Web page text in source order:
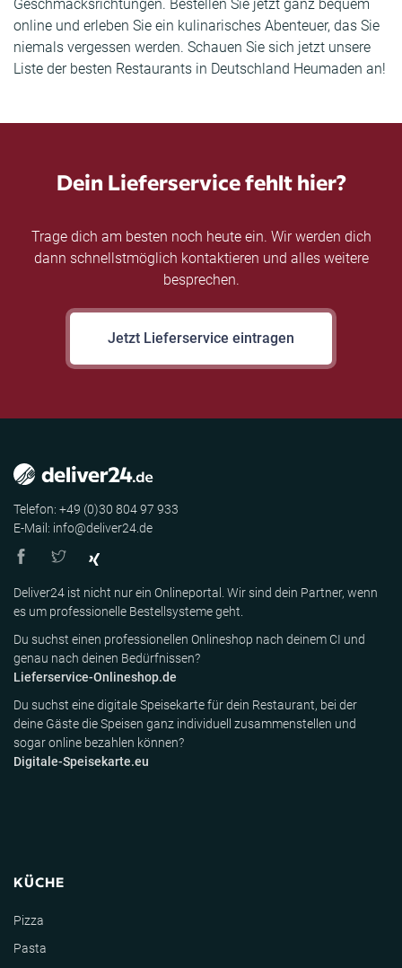
Geschmacksrichtungen. Bestellen Sie jetzt ganz bequem
online und erleben Sie ein kulinarisches Abenteuer, das Sie
niemals vergessen werden. Schauen Sie sich jetzt unsere
Liste der besten Restaurants in Deutschland Heumaden an!
Dein Lieferservice fehlt hier?
Trage dich am besten noch heute ein. Wir werden dich
dann schnellstmöglich kontaktieren und alles weitere
besprechen.
Jetzt Lieferservice eintragen
Telefon: +49 (0)30 804 97 933
E-Mail: info@deliver24.de
Deliver24 ist nicht nur ein Onlineportal. Wir sind dein Partner, wenn
es um professionelle Bestellsysteme geht.
Du suchst einen professionellen Onlineshop nach deinem CI und
genau nach deinen Bedürfnissen?
Lieferservice-Onlineshop.de
Du suchst eine digitale Speisekarte für dein Restaurant, bei der
deine Gäste die Speisen ganz individuell zusammenstellen und
sogar online bezahlen können?
Digitale-Speisekarte.eu
KÜCHE
Pizza
Pasta